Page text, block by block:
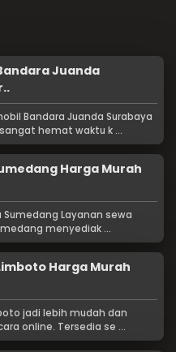
Juanda
Bandara Juanda Surabaya
hemat waktu k ...
Harga Murah
Sumedang Layanan sewa
menyediak ...
Harga Murah
jadi lebih mudah dan
online. Tersedia se ...